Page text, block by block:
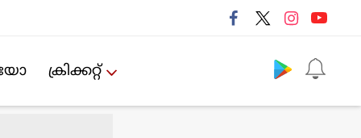
ക്രിക്കറ്റ്‌